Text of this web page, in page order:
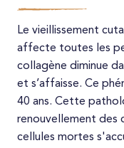
Déroulement
Résultats
Tarifs
Le vieillissement
affecte toutes les
collagène diminue
et s’affaisse. Ce
40 ans. Cette
renouvellement des
cellules mortes